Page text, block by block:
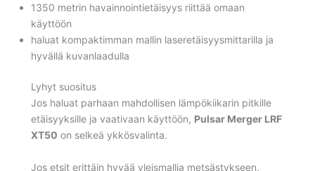
1350 metrin havainnointietäisyys riittää omaan
käyttöön
haluat kompaktimman mallin laseretäisyysmittarilla ja
hyvällä kuvanlaadulla
Lyhyt suositus
Jos haluat parhaan mahdollisen lämpökiikarin pitkille
etäisyyksille ja vaativaan käyttöön, Pulsar Merger LRF
XT50 on selkeä ykkösvalinta.
Jos etsit erittäin hyvää yleismallia metsästykseen,